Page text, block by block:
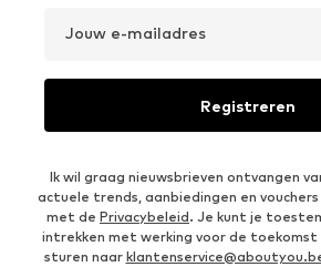
Jouw e-mailadres
Registreren
Ik wil graag nieuwsbrieven ontvangen
actuele trends, aanbiedingen en
met de Privacybeleid. Je kunt je
intrekken met werking voor de
sturen naar